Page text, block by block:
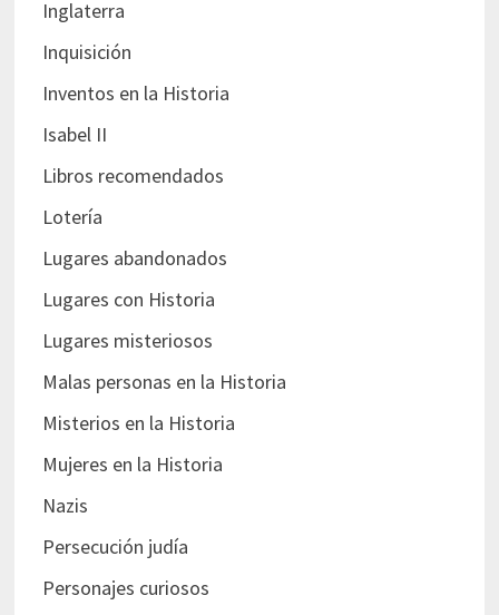
Inglaterra
Inquisición
Inventos en la Historia
Isabel II
Libros recomendados
Lotería
Lugares abandonados
Lugares con Historia
Lugares misteriosos
Malas personas en la Historia
Misterios en la Historia
Mujeres en la Historia
Nazis
Persecución judía
Personajes curiosos